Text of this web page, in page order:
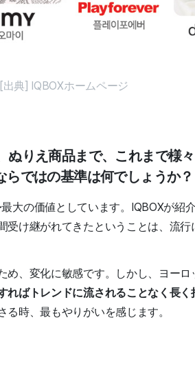
[出典] IQBOXホームページ
ぬりえ商品まで、これまで様
らではの基準は何でしょうか？
最大の価値としています。IQBOXが紹
け継がれてきたということは、流
、変化に敏感です。しかし、ヨー
ればトレンドに流されることなく長く
時、最もやりがいを感じます。